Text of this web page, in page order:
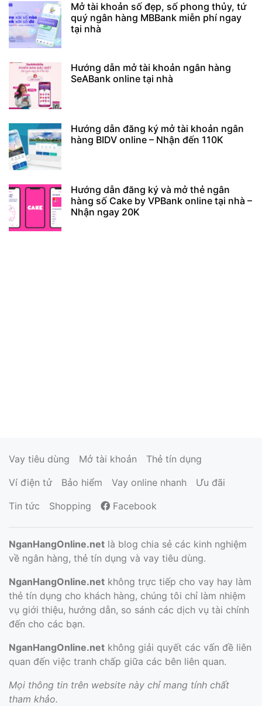
Mở tài khoản số đẹp, số phong thủy, tứ
quý ngân hàng MBBank miễn phí ngay
tại nhà
Hướng dẫn mở tài khoản ngân hàng
SeABank online tại nhà
Hướng dẫn đăng ký mở tài khoản ngân
hàng BIDV online – Nhận đến 110K
Hướng dẫn đăng ký và mở thẻ ngân
hàng số Cake by VPBank online tại nhà –
Nhận ngay 20K
Vay tiêu dùng Mở tài khoản
Thẻ tín dụng
Ví điện tử
Bảo hiểm Vay online nhanh
Ưu đãi
Tin tức
Shopping Facebook
NganHangOnline.net là blog chia sẻ các kinh nghiệm
về ngân hàng, thẻ tín dụng và vay tiêu dùng.
NganHangOnline.net không trực tiếp cho vay hay làm
thẻ tín dụng cho khách hàng, chúng tôi chỉ làm nhiệm
vụ giới thiệu, hướng dẫn, so sánh các dịch vụ tài chính
đến cho các bạn.
NganHangOnline.net không giải quyết các vấn đề liên
quan đến việc tranh chấp giữa các bên liên quan.
Mọi thông tin trên website này chỉ mang tính chất
tham khảo.